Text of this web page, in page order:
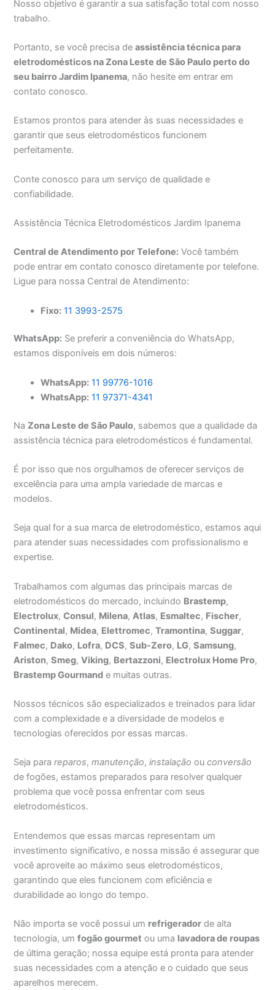
Nosso objetivo é garantir a sua satisfação total com nosso
trabalho.
Portanto, se você precisa deassistência técnica para
eletrodomésticos na Zona Leste de São Paulo perto do
seu bairro Jardim Ipanema, não hesite em entrar em
contato conosco.
Estamos prontos para atender às suas necessidades e
garantir que seus eletrodomésticos funcionem
perfeitamente.
Conte conosco para um serviço de qualidade e
confiabilidade.
Assistência Técnica Eletrodomésticos Jardim Ipanema
Central de Atendimento por Telefone: Você também
pode entrar em contato conosco diretamente por telefone.
Ligue para nossa Central de Atendimento:
Fixo: 11 3993-2575
WhatsApp: Se preferir a conveniência do WhatsApp,
estamos disponíveis em dois números:
WhatsApp: 11 99776-1016
WhatsApp: 11 97371-4341
NaZona Leste de São Paulo, sabemos que a qualidade da
assistência técnica para eletrodomésticos é fundamental.
É por isso que nos orgulhamos de oferecer serviços de
excelência para uma ampla variedade de marcas e
modelos.
Seja qual for a sua marca de eletrodoméstico, estamos aqui
para atender suas necessidades com profissionalismo e
expertise.
Trabalhamos com algumas das principais marcas de
eletrodomésticos do mercado, incluindo Brastemp,
Electrolux,Consul, Milena,Atlas, Esmaltec, Fischer,
Continental, Midea, Elettromec,Tramontina,Suggar,
Falmec, Dako, Lofra, DCS,Sub-Zero, LG,Samsung,
Ariston,Smeg,Viking, Bertazzoni, Electrolux Home Pro,
Brastemp Gourmand e muitas outras.
Nossos técnicos são especializados e treinados para lidar
com a complexidade e a diversidade de modelos e
tecnologias oferecidos por essas marcas.
Seja parareparos,manutenção,instalação ouconversão
de fogões, estamos preparados para resolver qualquer
problema que você possa enfrentar com seus
eletrodomésticos.
Entendemos que essas marcas representam um
investimento significativo, e nossa missão é assegurar que
você aproveite ao máximo seus eletrodomésticos,
garantindo que eles funcionem com eficiência e
durabilidade ao longo do tempo.
Não importa se você possui um refrigerador de alta
tecnologia, umfogão gourmet ou uma lavadora de roupas
de última geração; nossa equipe está pronta para atender
suas necessidades com a atenção e o cuidado que seus
aparelhos merecem.